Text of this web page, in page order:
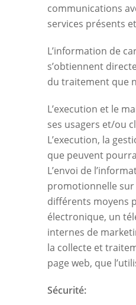
communications
services présents
L’information de
s’obtiennent
du traitement que
L’execution et le
ses usagers et/ou
L’execution, la
que peuvent
L’envoi de
promotionnelle
différents moyens
électronique, un
internes de
la collecte et
page web, que
Sécurité: